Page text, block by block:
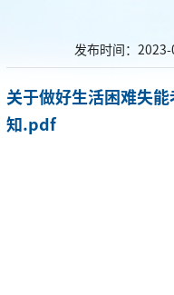
发布时间：
关于做好生活困难失
知.pdf